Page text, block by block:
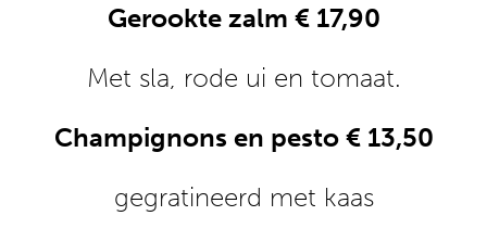
Gerookte zalm € 17,90
Met sla, rode ui en tomaat.
Champignons en pesto € 13,50
gegratineerd met kaas